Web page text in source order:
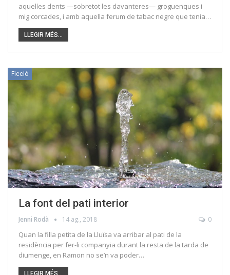
aquelles dents —sobretot les davanteres— groguenques i
mig corcades, i amb aquella ferum de tabac negre que tenia…
LLEGIR MÉS...
Ficció
La font del pati interior
Jenni Rodà 14 ag., 2018 0
Quan la filla petita de la Lluïsa va arribar al pati de la
residència per fer-li companyia durant la resta de la tarda de
diumenge, en Ramon no se’n va poder…
LLEGIR MÉS...